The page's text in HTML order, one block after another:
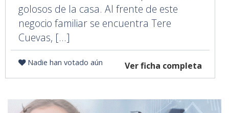
golosos de la casa. Al frente de este
negocio familiar se encuentra Tere
Cuevas, [...]
Nadie han votado aún Ver ficha completa